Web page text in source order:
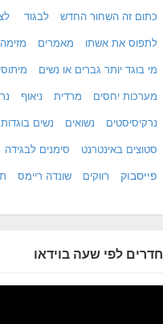
כתום זה השחור החדש לבגוד
לתפוס את אשתו מאמרים מזימה
מי בוגד יותר גברים או נשים
מערכות יחסים מרדית ניאוף
נרקיסיסטים נשואים נשים בוגדות
סטוצים באינטרנט סימנים לבגידה
פייסבוק רווקים שונדה ריימס
חדרים לפי שעה בוידאו